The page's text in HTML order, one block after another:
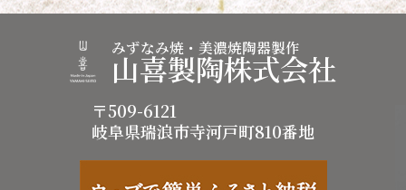
みずなみ焼・美濃焼陶器製作
山喜製陶株式会社
〒509-6121
岐阜県瑞浪市寺河戸町810番地